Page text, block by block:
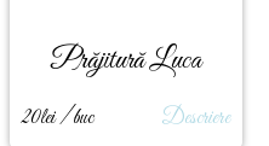
Prăjitură Luca
20lei / buc Descriere